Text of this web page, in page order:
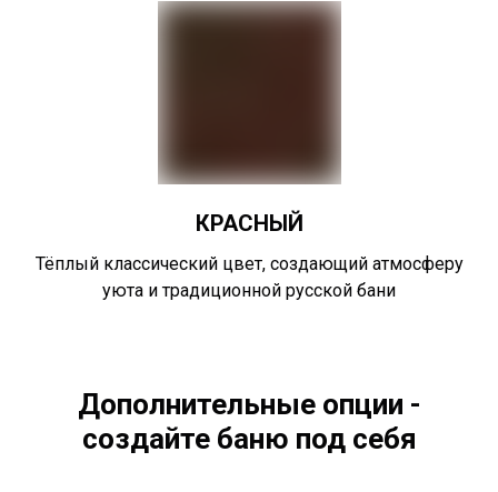
КРАСНЫЙ
Тёплый классический цвет, создающий атмосферу
уюта и традиционной русской бани
Дополнительные опции -
создайте баню под себя